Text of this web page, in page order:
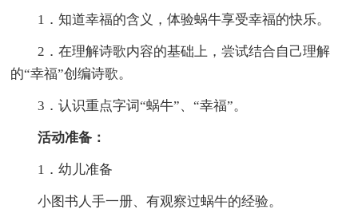
1．知道幸福的含义，体验蜗牛享受幸福的快乐。
2．在理解诗歌内容的基础上，尝试结合自己理解
的“幸福”创编诗歌。
3．认识重点字词“蜗牛”、“幸福”。
活动准备：
1．幼儿准备
小图书人手一册、有观察过蜗牛的经验。